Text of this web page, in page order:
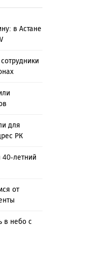
в Астане
для
РК
40-летний
от
в небо с